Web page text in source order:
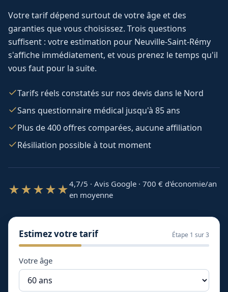
Votre tarif dépend surtout de votre âge et des
garanties que vous choisissez. Trois questions
suffisent : votre estimation pour Neuville-Saint-Rémy
s'affiche immédiatement, et vous prenez le temps qu'il
vous faut pour la suite.
Tarifs réels constatés sur nos devis dans le Nord
Sans questionnaire médical jusqu'à 85 ans
Plus de 400 offres comparées, aucune affiliation
Résiliation possible à tout moment
★★★★★4,7/5 · Avis Google · 700 € d'économie/an
en moyenne
Estimez votre tarif Étape 1 sur 3
Votre âge